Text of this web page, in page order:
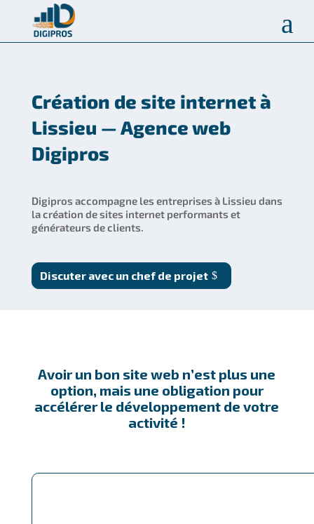
a
Création de site internet à
Lissieu — Agence web
Digipros
Digipros accompagne les entreprises à Lissieu dans
la création de sites internet performants et
générateurs de clients.
Discuter avec un chef de projet
Avoir un bon site web n’est plus une
option, mais une obligation pour
accélérer le développement de votre
activité !